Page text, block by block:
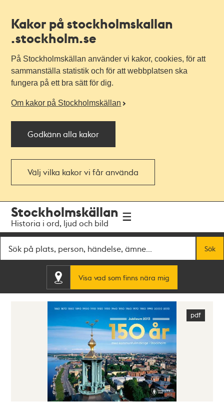
Kakor på stockholmskallan
.stockholm.se
På Stockholmskällan använder vi kakor, cookies, för att
sammanställa statistik och för att webbplatsen ska
fungera på ett bra sätt för dig.
Om kakor på Stockholmskällan
Godkänn alla kakor
Välj vilka kakor vi får använda
navigationen
huvudinnehållet
Stockholmskällan
Historia i ord, ljud och bild
Sök
Visa vad som finns nära mig